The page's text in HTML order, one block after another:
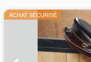
ACHAT SÉCURISÉ